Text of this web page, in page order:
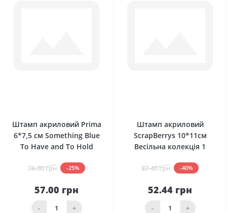
Штамп акриловий Prima
6*7,5 см Something Blue
To Have and To Hold
76.00 грн -25%
57.00 грн
- +
Штамп акриловий
ScrapBerrys 10*11см
Весільна колекція 1
87.40 грн -40%
52.44 грн
- +